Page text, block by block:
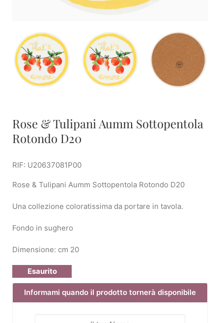
Rose & Tulipani Aumm Sottopentola
Rotondo D20
RIF: U20637081P00
Rose & Tulipani Aumm Sottopentola Rotondo D20
Una collezione coloratissima da portare in tavola.
Fondo in sughero
Dimensione: cm 20
Esaurito
Informami quando il prodotto tornerà disponibile